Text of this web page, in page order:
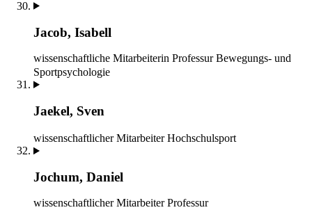
Jacob, Isabell
wissenschaftliche Mitarbeiterin Professur Bewegungs- und
Sportpsychologie
Jaekel, Sven
wissenschaftlicher Mitarbeiter Hochschulsport
Jochum, Daniel
wissenschaftlicher Mitarbeiter Professur